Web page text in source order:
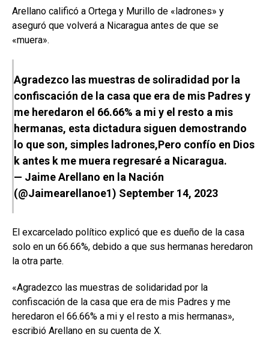
Arellano calificó a Ortega y Murillo de «ladrones» y
aseguró que volverá a Nicaragua antes de que se
«muera».
Agradezco las muestras de soliradidad por la
confiscación de la casa que era de mis Padres y
me heredaron el 66.66% a mi y el resto a mis
hermanas, esta dictadura siguen demostrando
lo que son, simples ladrones,Pero confío en Dios
k antes k me muera regresaré a Nicaragua.
— Jaime Arellano en la Nación
(@Jaimearellanoe1) September 14, 2023
El excarcelado político explicó que es dueño de la casa
solo en un 66.66%, debido a que sus hermanas heredaron
la otra parte.
«Agradezco las muestras de solidaridad por la
confiscación de la casa que era de mis Padres y me
heredaron el 66.66% a mi y el resto a mis hermanas»,
escribió Arellano en su cuenta de X.